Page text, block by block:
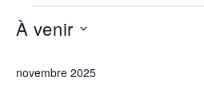
Évènements
À venir
une
novembre 2025